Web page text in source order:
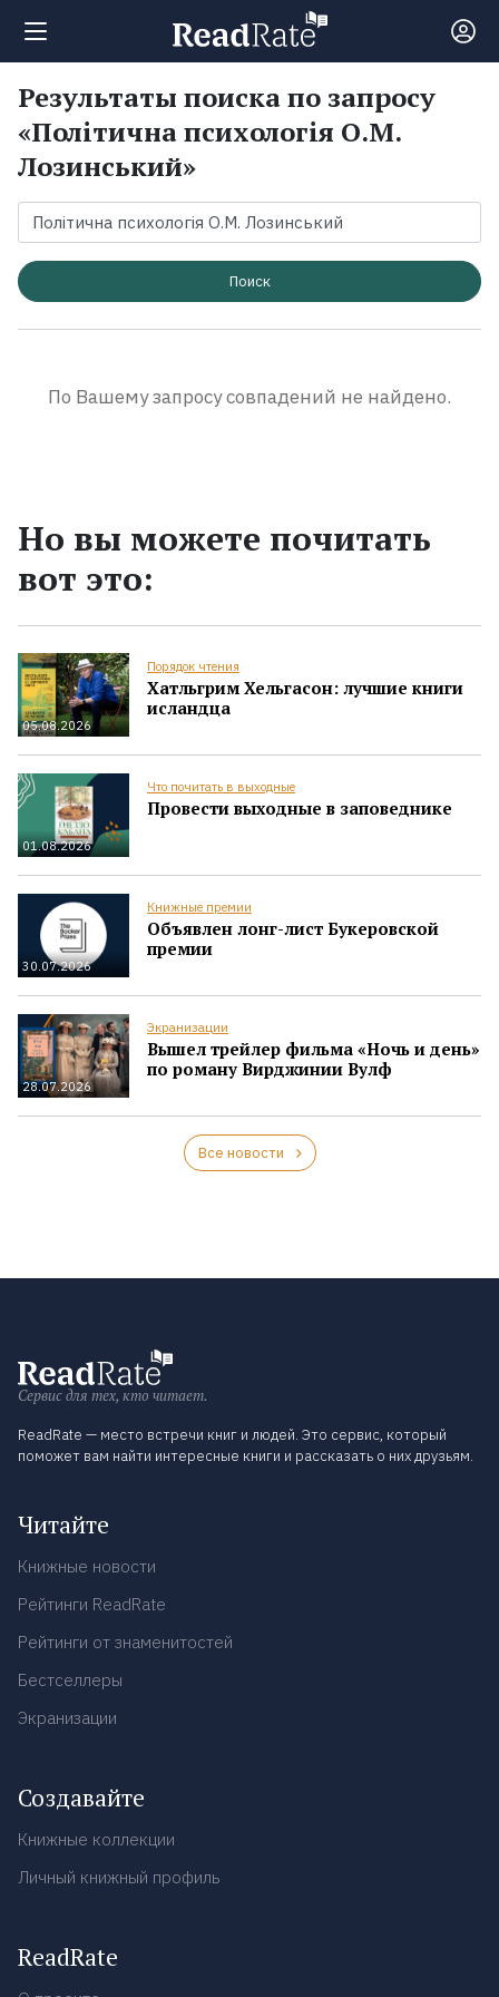
Поиск
Новости
Рейтинги
Экранизации
Результаты поиска по запросу
«Політична психологія О.М.
Лозинський»
Поиск
По Вашему запросу совпадений не найдено.
Но вы можете почитать
вот это:
05.08.2026
Порядок чтения
Хатльгрим Хельгасон: лучшие книги
исландца
01.08.2026
Что почитать в выходные
Провести выходные в заповеднике
30.07.2026
Книжные премии
Объявлен лонг-лист Букеровской
премии
28.07.2026
Экранизации
Вышел трейлер фильма «Ночь и день»
по роману Вирджинии Вулф
Все новости
Сервис для тех, кто читает.
ReadRate — место встречи книг и людей. Это сервис, который
поможет вам найти интересные книги и рассказать о них друзьям.
Читайте
Книжные новости
Рейтинги ReadRate
Рейтинги от знаменитостей
Бестселлеры
Экранизации
Создавайте
Книжные коллекции
Личный книжный профиль
ReadRate